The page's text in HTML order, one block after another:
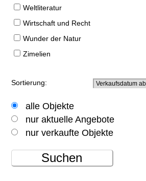
Weltliteratur
Wirtschaft und Recht
Wunder der Natur
Zimelien
Sortierung:
alle Objekte
nur aktuelle Angebote
nur verkaufte Objekte
Suchen